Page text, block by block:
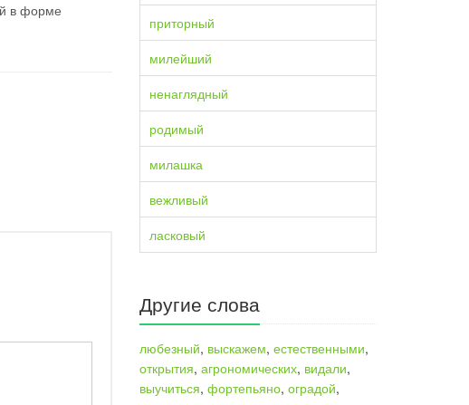
в форме
приторный
милейший
ненаглядный
родимый
милашка
вежливый
ласковый
Другие слова
любезный, выскажем, естественными,
открытия, агрономических, видали,
выучиться, фортепьяно, оградой,